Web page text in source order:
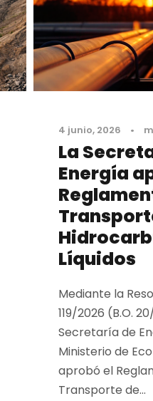
4 junio, 2026 •
La
Energía
Líquidos
Mediante la
119/2026 (B.O.
Secretaría de
Ministerio de
aprobó el
Transporte de...